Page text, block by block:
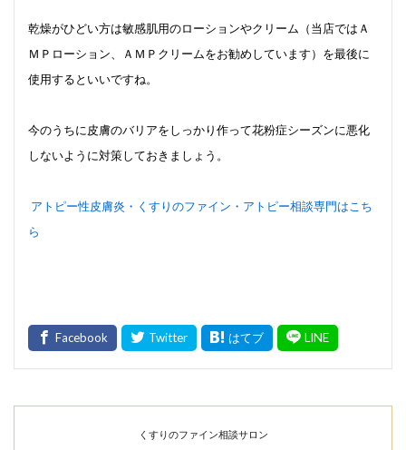
乾燥がひどい方は敏感肌用のローションやクリーム（当店ではＡ
ＭＰローション、ＡＭＰクリームをお勧めしています）を最後に
使用するといいですね。
今のうちに皮膚のバリアをしっかり作って花粉症シーズンに悪化
しないように対策しておきましょう。
アトピー性皮膚炎・くすりのファイン・アトピー相談専門はこち
ら
くすりのファイン相談サロン